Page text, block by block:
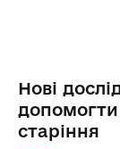
Нові
допомогти
старіння